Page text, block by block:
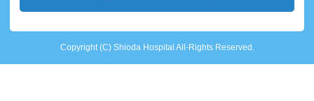
Copyright (C) Shioda Hospital All-Rights Reserved.